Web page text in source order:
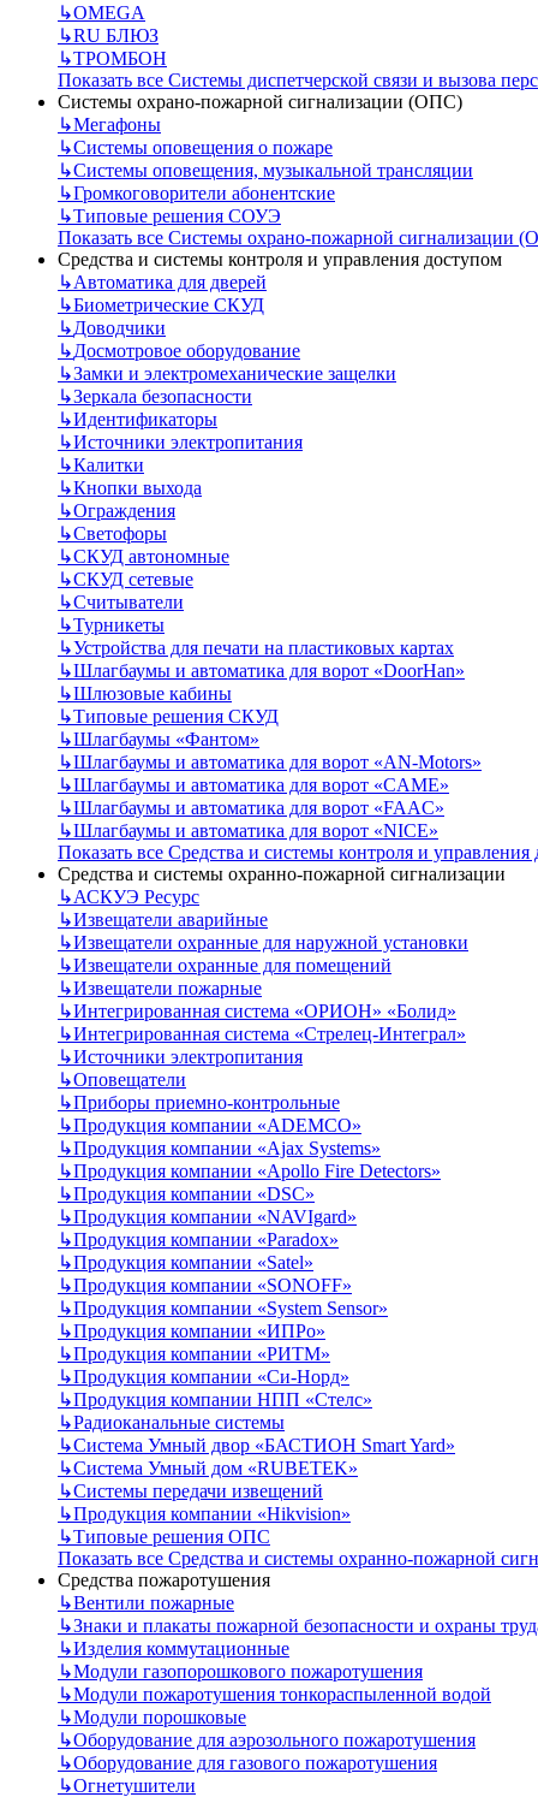
↳OMEGA
↳RU БЛЮЗ
↳ТРОМБОН
Показать все Системы диспетчерской связи и вызова
Системы охрано-пожарной сигнализации (ОПС)
↳Мегафоны
↳Системы оповещения о пожаре
↳Системы оповещения, музыкальной трансляции
↳Громкоговорители абонентские
↳Типовые решения СОУЭ
Показать все Системы охрано-пожарной сигнализации
Средства и системы контроля и управления доступом
↳Автоматика для дверей
↳Биометрические СКУД
↳Доводчики
↳Досмотровое оборудование
↳Замки и электромеханические защелки
↳Зеркала безопасности
↳Идентификаторы
↳Источники электропитания
↳Калитки
↳Кнопки выхода
↳Ограждения
↳Светофоры
↳СКУД автономные
↳СКУД сетевые
↳Считыватели
↳Турникеты
↳Устройства для печати на пластиковых картах
↳Шлагбаумы и автоматика для ворот «DoorHan»
↳Шлюзовые кабины
↳Типовые решения СКУД
↳Шлагбаумы «Фантом»
↳Шлагбаумы и автоматика для ворот «AN-Motors»
↳Шлагбаумы и автоматика для ворот «CAME»
↳Шлагбаумы и автоматика для ворот «FAAC»
↳Шлагбаумы и автоматика для ворот «NICE»
Показать все Средства и системы контроля и управления
Средства и системы охранно-пожарной сигнализации
↳АСКУЭ Ресурс
↳Извещатели аварийные
↳Извещатели охранные для наружной установки
↳Извещатели охранные для помещений
↳Извещатели пожарные
↳Интегрированная система «ОРИОН» «Болид»
↳Интегрированная система «Стрелец-Интеграл»
↳Источники электропитания
↳Оповещатели
↳Приборы приемно-контрольные
↳Продукция компании «ADEMCO»
↳Продукция компании «Ajax Systems»
↳Продукция компании «Apollo Fire Detectors»
↳Продукция компании «DSC»
↳Продукция компании «NAVIgard»
↳Продукция компании «Paradox»
↳Продукция компании «Satel»
↳Продукция компании «SONOFF»
↳Продукция компании «System Sensor»
↳Продукция компании «ИПРо»
↳Продукция компании «РИТМ»
↳Продукция компании «Си-Норд»
↳Продукция компании НПП «Стелс»
↳Радиоканальные системы
↳Система Умный двор «БАСТИОН Smart Yard»
↳Система Умный дом «RUBETEK»
↳Системы передачи извещений
↳Продукция компании «Hikvision»
↳Типовые решения ОПС
Показать все Средства и системы охранно-пожарной
Средства пожаротушения
↳Вентили пожарные
↳Знаки и плакаты пожарной безопасности и охраны
↳Изделия коммутационные
↳Модули газопорошкового пожаротушения
↳Модули пожаротушения тонкораспыленной водой
↳Модули порошковые
↳Оборудование для аэрозольного пожаротушения
↳Оборудование для газового пожаротушения
↳Огнетушители